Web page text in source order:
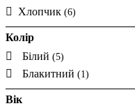
Хлопчик (6)
Колір
Білий (5)
Блакитний (1)
Вік